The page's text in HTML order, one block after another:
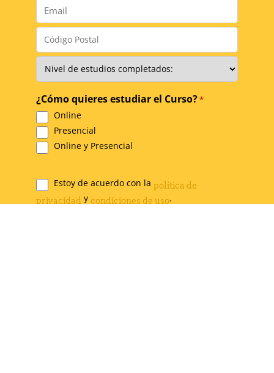
Email
Código
Postal
*
Nivel
de
Estudios
*
¿Cómo quieres estudiar el Curso?*
Online
Presencial
Online y Presencial
Legal
*
Estoy de acuerdo con la política de
privacidad y condiciones de uso.